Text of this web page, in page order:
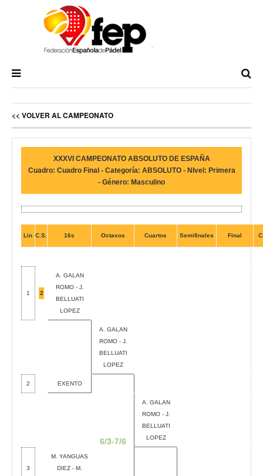
<< VOLVER AL CAMPEONATO
XXXVI CAMPEONATO ABSOLUTO DE ESPAÑA
Cuadro: Cuadro Final - Categoría: ABSOLUTO - NIvel: Primera
- Género: Masculino
Lin C.S. 16s Octavos Cuartos Semifinales Final
1 2
A. GALAN
ROMO - J.
BELLUATI
LOPEZ
A. GALAN
ROMO - J.
BELLUATI
LOPEZ
2 EXENTO
6/3-7/6
A. GALAN
ROMO - J.
BELLUATI
LOPEZ
3
M. YANGUAS
DIEZ - M.